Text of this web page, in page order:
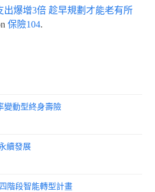
出爆增3倍 趁早規劃才能老有所
保險104.
變動型終身壽險
續發展
階段智能轉型計畫